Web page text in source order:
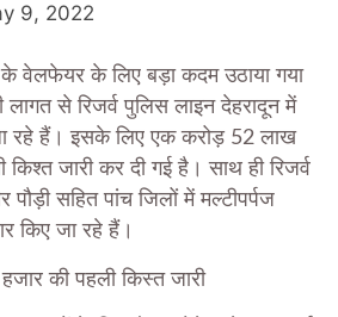
9, 2022
के वेलफेयर के लिए बड़ा कदम उठाया गया
लागत से रिजर्व पुलिस लाइन देहरादून में
रहे हैं। इसके लिए एक करोड़ 52 लाख
जारी कर दी गई है। साथ ही रिजर्व
सहित पांच जिलों में मल्टीपर्पज
किए जा रहे हैं।
की पहली किस्त जारी